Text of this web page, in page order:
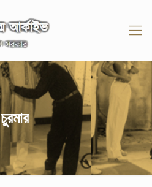
চুরমার